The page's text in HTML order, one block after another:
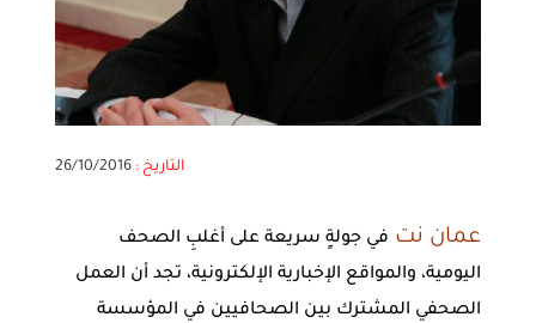
التاريخ :26/10/2016
عمان نت في جولةٍ سريعة على أغلبِ الصحف
اليومية، والمواقع الإخبارية الإلكترونية، تجد أن العمل
الصحفي المشترك بين الصحافيين في المؤسسة